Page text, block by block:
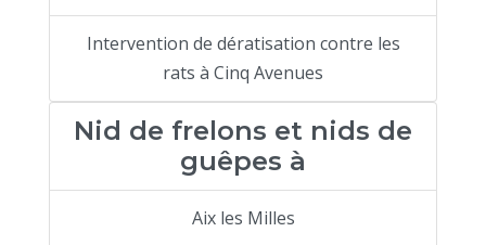
Intervention de dératisation contre les
rats à Cinq Avenues
Nid de frelons et nids de
guêpes à
Aix les Milles